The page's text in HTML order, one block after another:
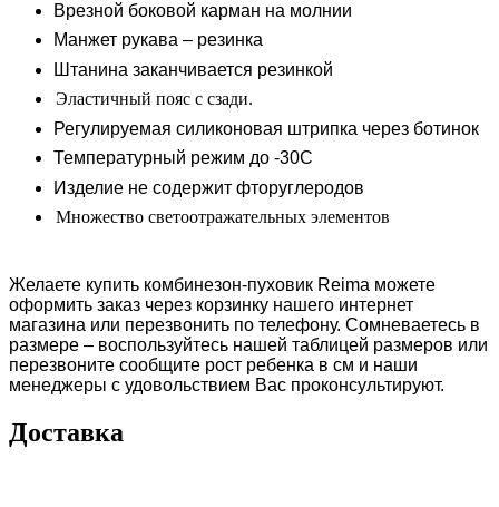
Врезной боковой карман на молнии
Манжет рукава – резинка
Штанина заканчивается резинкой
Эластичный пояс с сзади.
Регулируемая силиконовая штрипка через ботинок
Температурный режим до -30С
Изделие не содержит фторуглеродов
Множество светоотражательных элементов
Желаете купить комбинезон-пуховик Reima можете
оформить заказ через корзинку нашего интернет
магазина или перезвонить по телефону. Cомневаетесь в
размере – воспользуйтесь нашей таблицей размеров или
перезвоните сообщите рост ребенка в см и наши
менеджеры с удовольствием Вас проконсультируют.
Доставка